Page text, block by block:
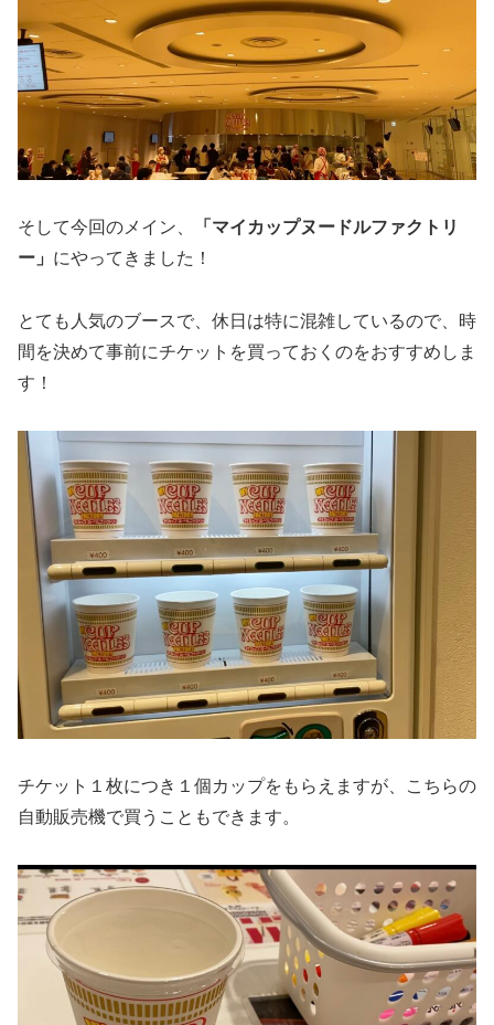
そして今回のメイン、
「マイカップヌードルファクトリ
ー」 にやってきました！
とても人気のブースで、休日は特に混雑しているので、時
間を決めて事前にチケットを買っておくのをおすすめしま
す！
チケット１枚につき１個カップをもらえますが、こちらの
自動販売機で買うこともできます。